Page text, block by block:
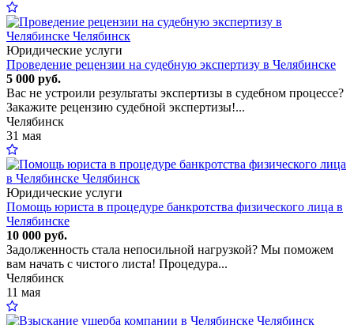
Юридические услуги
Проведение рецензии на судебную экспертизу в Челябинске
5 000 руб.
Вас не устроили результаты экспертизы в судебном процессе?
Закажите рецензию судебной экспертизы!...
Челябинск
31 мая
Юридические услуги
Помощь юриста в процедуре банкротства физического лица в
Челябинске
10 000 руб.
Задолженность стала непосильной нагрузкой? Мы поможем
вам начать с чистого листа! Процедура...
Челябинск
11 мая